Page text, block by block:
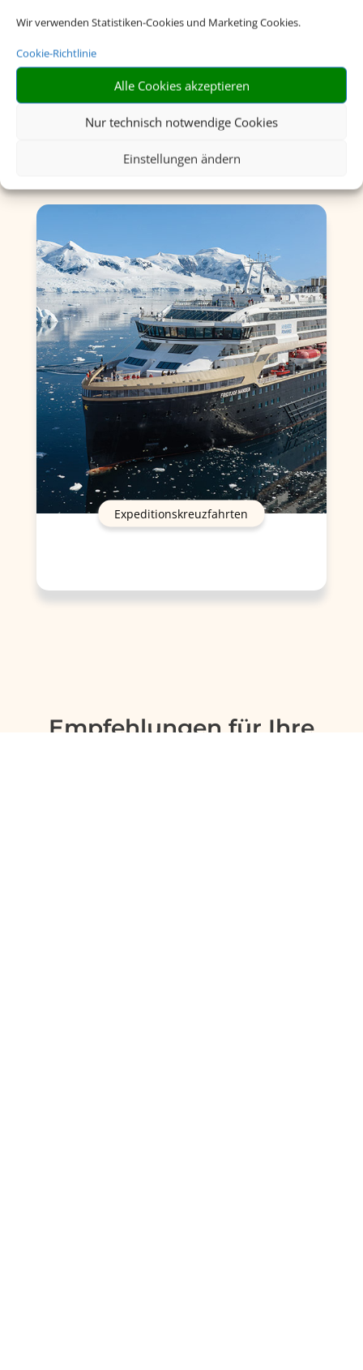
Wir verwenden Statistiken-Cookies und Marketing Cookies.
Cookie-Richtlinie
Alle Cookies akzeptieren
Nur technisch notwendige Cookies
Einstellungen ändern
Expeditionskreuzfahrten
Empfehlungen für Ihre